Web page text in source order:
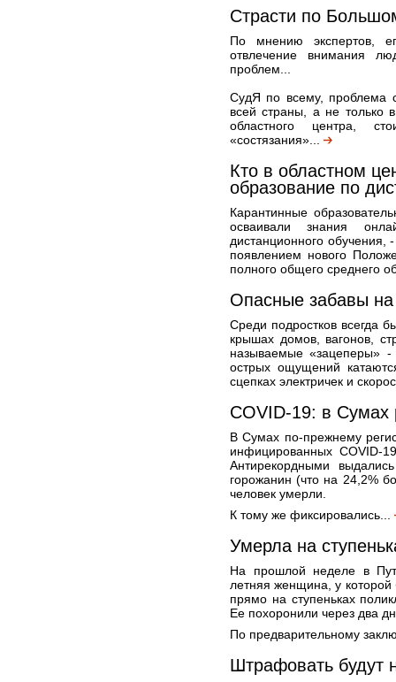
Страсти по
По мнению экспертов,
отвлечение внимания
проблем...
СудЯ по всему, проблема
всей страны, а не только
областного центра,
«состязания»...
Кто в областном
образование по
Карантинные
осваивали знания
дистанционного обучения,
появлением нового
полного общего среднего
Опасные забавы
Среди подростков всегда
крышах домов, вагонов,
называемые «зацеперы»
острых ощущений
сцепках электричек и
COVID-19: в Сумах
В Сумах по-прежнему
инфицированных COVID-
Антирекордными
горожанин (что на 24,2%
человек умерли.
К тому же фиксировались...
Умерла на
На прошлой неделе в
летняя женщина, у
прямо на ступеньках
Ее похоронили через два
По предварительному
Штрафовать будут